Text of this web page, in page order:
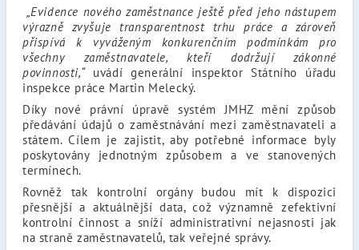
„Evidence nového zaměstnance ještě před jeho nástupem
výrazně zvyšuje transparentnost trhu práce a zároveň
přispívá k vyváženým konkurenčním podmínkám pro
všechny zaměstnavatele, kteří dodržují zákonné
povinnosti,“uvádí generální inspektor Státního úřadu
inspekce práce Martin Melecký.
Díky nové právní úpravě systém JMHZ mění způsob
předávání údajů o zaměstnávání mezi zaměstnavateli a
státem. Cílem je zajistit, aby potřebné informace byly
poskytovány jednotným způsobem a ve stanovených
termínech.
Rovněž tak kontrolní orgány budou mít k dispozici
přesnější a aktuálnější data, což významně zefektivní
kontrolní činnost a sníží administrativní nejasnosti jak
na straně zaměstnavatelů, tak veřejné správy.